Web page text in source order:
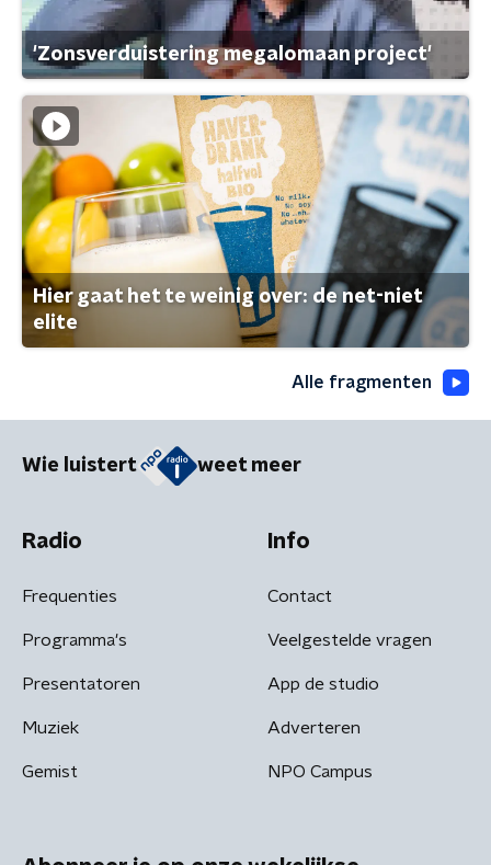
'Zonsverduistering megalomaan project'
Hier gaat het te weinig over: de net-niet
elite
Alle fragmenten
Wie luistert weet meer
Radio
Frequenties
Programma's
Presentatoren
Muziek
Gemist
Info
Contact
Veelgestelde vragen
App de studio
Adverteren
NPO Campus